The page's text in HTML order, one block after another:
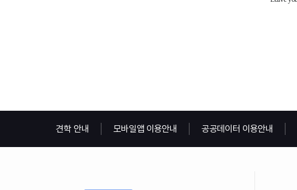
견학 안내 모바일앱 이용안내 공공데이터 이용안내